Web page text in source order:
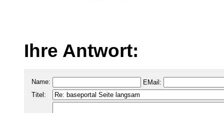
Ihre Antwort:
Name:
EMail:
Titel: